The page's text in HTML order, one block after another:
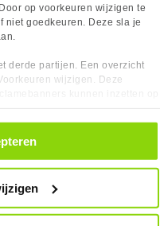
op voorkeuren wijzigen te
niet goedkeuren. Deze sla je
derde partijen. Een overzicht
wijzigen. Deze
altijd intrekken, dit doe je
op ‘Cookievoorkeuren’
(maandag)
Graphics